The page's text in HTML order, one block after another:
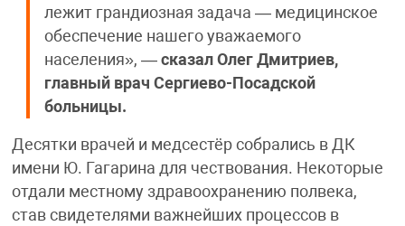
лежит грандиозная задача — медицинское
обеспечение нашего уважаемого
населения», —сказал Олег Дмитриев,
главный врач Сергиево-Посадской
больницы.
Десятки врачей и медсестёр собрались в ДК
имени Ю. Гагарина для чествования. Некоторые
отдали местному здравоохранению полвека,
став свидетелями важнейших процессов в